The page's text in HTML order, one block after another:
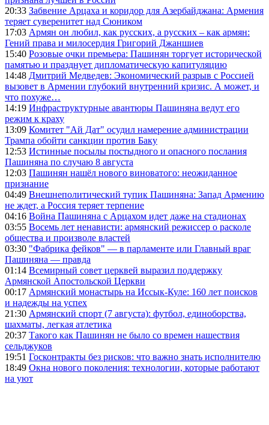
20:33 Забвение Арцаха и коридор для Азербайджана: Армения
теряет суверенитет над Сюником
17:03 Армян он любил, как русских, а русских – как армян:
Гений права и милосердия Григорий Джаншиев
15:40 Розовые очки премьера: Пашинян торгует исторической
памятью и празднует дипломатическую капитуляцию
14:48 Дмитрий Медведев: Экономический разрыв с Россией
вызовет в Армении глубокий внутренний кризис. А может, и
что похуже…
14:19 Инфраструктурные авантюры Пашиняна ведут его
режим к краху
13:09 Комитет "Ай Дат" осудил намерение администрации
Трампа обойти санкции против Баку
12:53 Истинные посылы постыдного и опасного послания
Пашиняна по случаю 8 августа
12:03 Пашинян нашёл нового виноватого: неожиданное
признание
04:49 Внешнеполитический тупик Пашиняна: Запад Армению
не ждет, а Россия теряет терпение
04:16 Война Пашиняна с Арцахом идет даже на стадионах
03:55 Восемь лет ненависти: армянский режиссер о расколе
общества и произволе властей
03:30 "Фабрика фейков" — в парламенте или Главный враг
Пашиняна — правда
01:14 Всемирный совет церквей выразил поддержку
Армянской Апостольской Церкви
00:17 Армянский монастырь на Иссык-Куле: 160 лет поисков
и надежды на успех
21:30 Армянский спорт (7 августа): футбол, единоборства,
шахматы, легкая атлетика
20:37 Такого как Пашинян не было со времен нашествия
сельджуков
19:51 Госконтракты без рисков: что важно знать исполнителю
18:49 Окна нового поколения: технологии, которые работают
на уют